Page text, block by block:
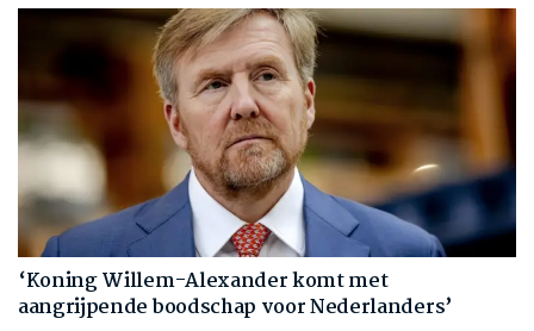
‘Koning Willem-Alexander komt met
aangrijpende boodschap voor Nederlanders’